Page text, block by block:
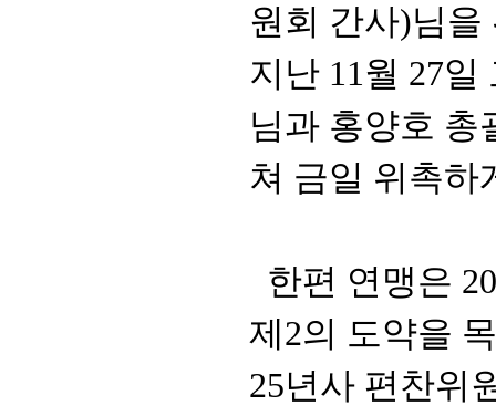
원회 간사)님을
지난 11 월 27일
님과 홍양호 총
쳐 금일 위촉하
한편 연맹은
제2의 도약을
25년사 편찬위